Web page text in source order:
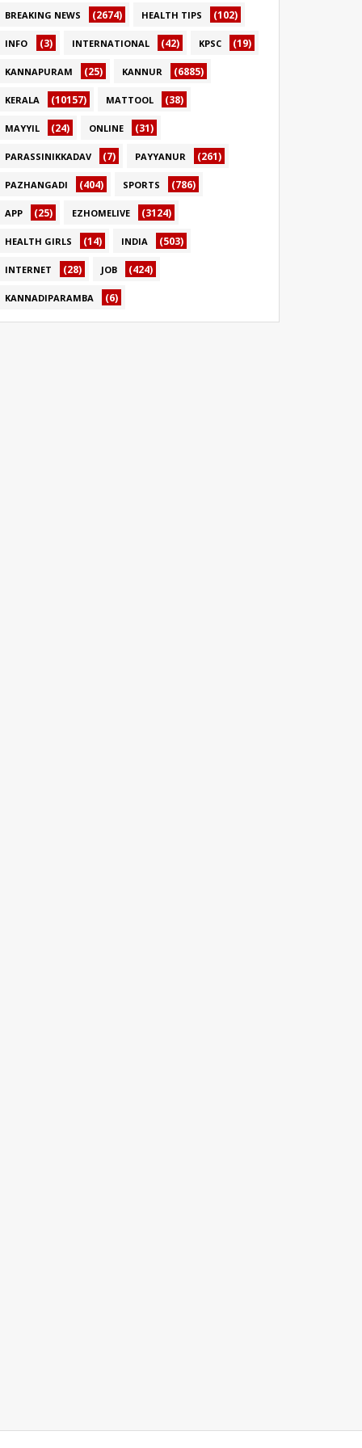
BREAKING NEWS (2674) HEALTH TIPS (102)
INFO (3) INTERNATIONAL (42) KPSC (19)
KANNAPURAM (25) KANNUR (6885)
KERALA (10157) MATTOOL (38)
MAYYIL (24) ONLINE (31)
PARASSINIKKADAV (7) PAYYANUR (261)
PAZHANGADI (404) SPORTS (786)
APP (25) EZHOMELIVE (3124)
HEALTH GIRLS (14) INDIA (503)
INTERNET (28) JOB (424)
KANNADIPARAMBA (6)